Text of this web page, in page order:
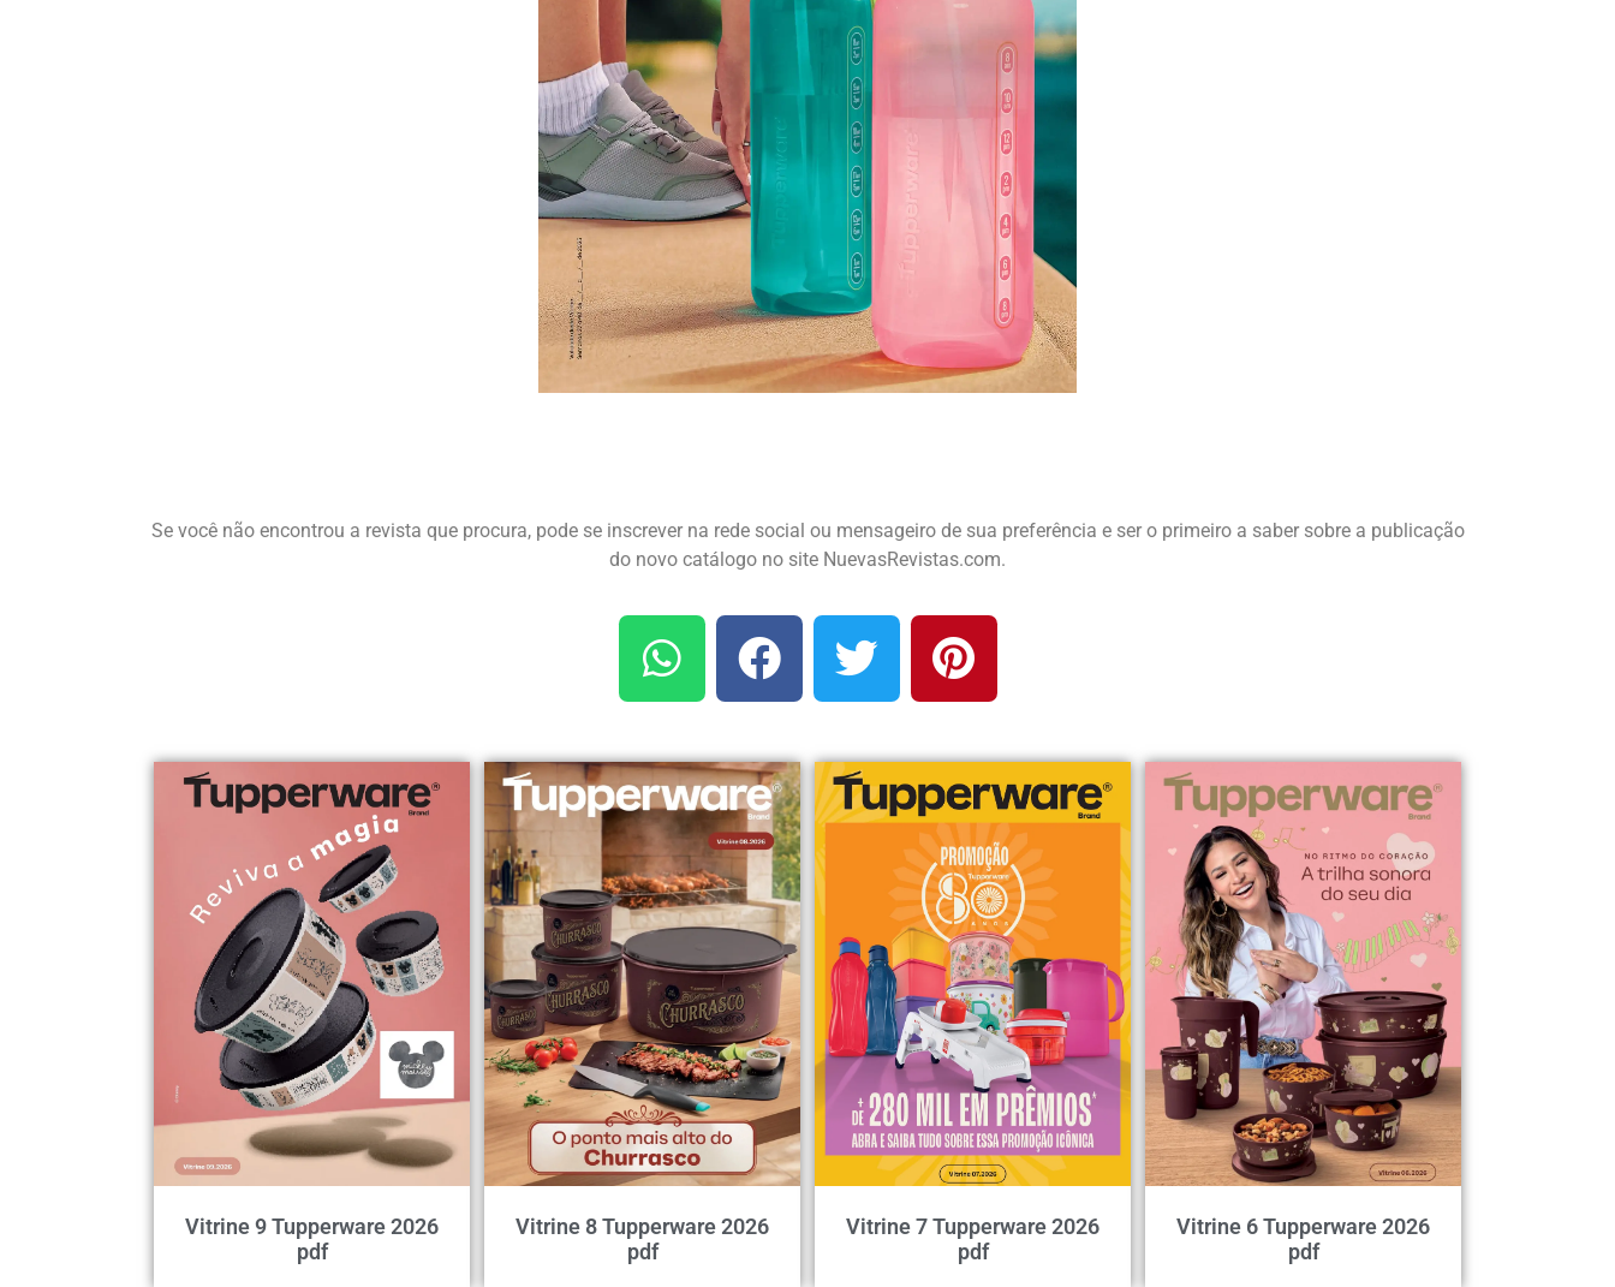
Se você não encontrou a revista que procura, pode se inscrever na rede social ou mensageiro de sua preferência e ser o primeiro a saber sobre a publicação
do novo catálogo no site NuevasRevistas.com.
Vitrine 9 Tupperware 2026
pdf
Vitrine 8 Tupperware 2026
pdf
Vitrine 7 Tupperware 2026
pdf
Vitrine 6 Tupperware 2026
pdf